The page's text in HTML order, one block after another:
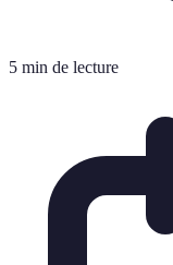
5 min de lecture